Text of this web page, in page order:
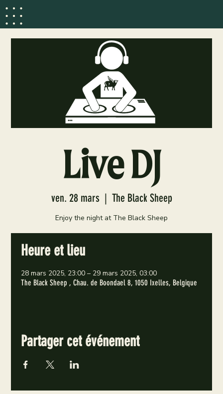
Live DJ
ven. 28 mars
  |
The Black Sheep
Enjoy the night at The Black Sheep
Heure et lieu
28 mars 2025, 23:00 – 29 mars 2025, 03:00
The Black Sheep , Chau. de Boondael 8, 1050 Ixelles, Belgique
Partager cet événement